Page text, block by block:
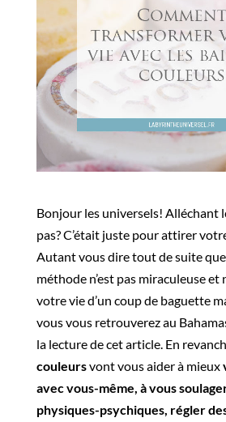
Bonjour les universels! Alléchant
pas? C’était juste pour attirer
Autant vous dire tout de suite
méthode n’est pas miraculeuse et
votre vie d’un coup de baguette
vous vous retrouverez au
la lecture de cet article. En
couleursvont vous aider à mieux
avec vous-même, à vous
physiques-psychiques, régler